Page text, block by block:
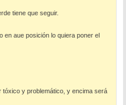
tiene que seguir.
en aue posición lo quiera poner el
tóxico y problemático, y encima será